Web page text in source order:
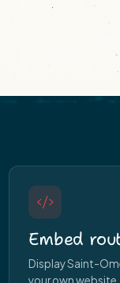
Embed
Display Saint-